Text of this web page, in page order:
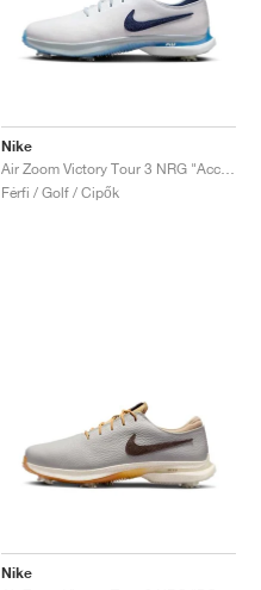
Nike
Férfi / Golf / Cipők
Nike